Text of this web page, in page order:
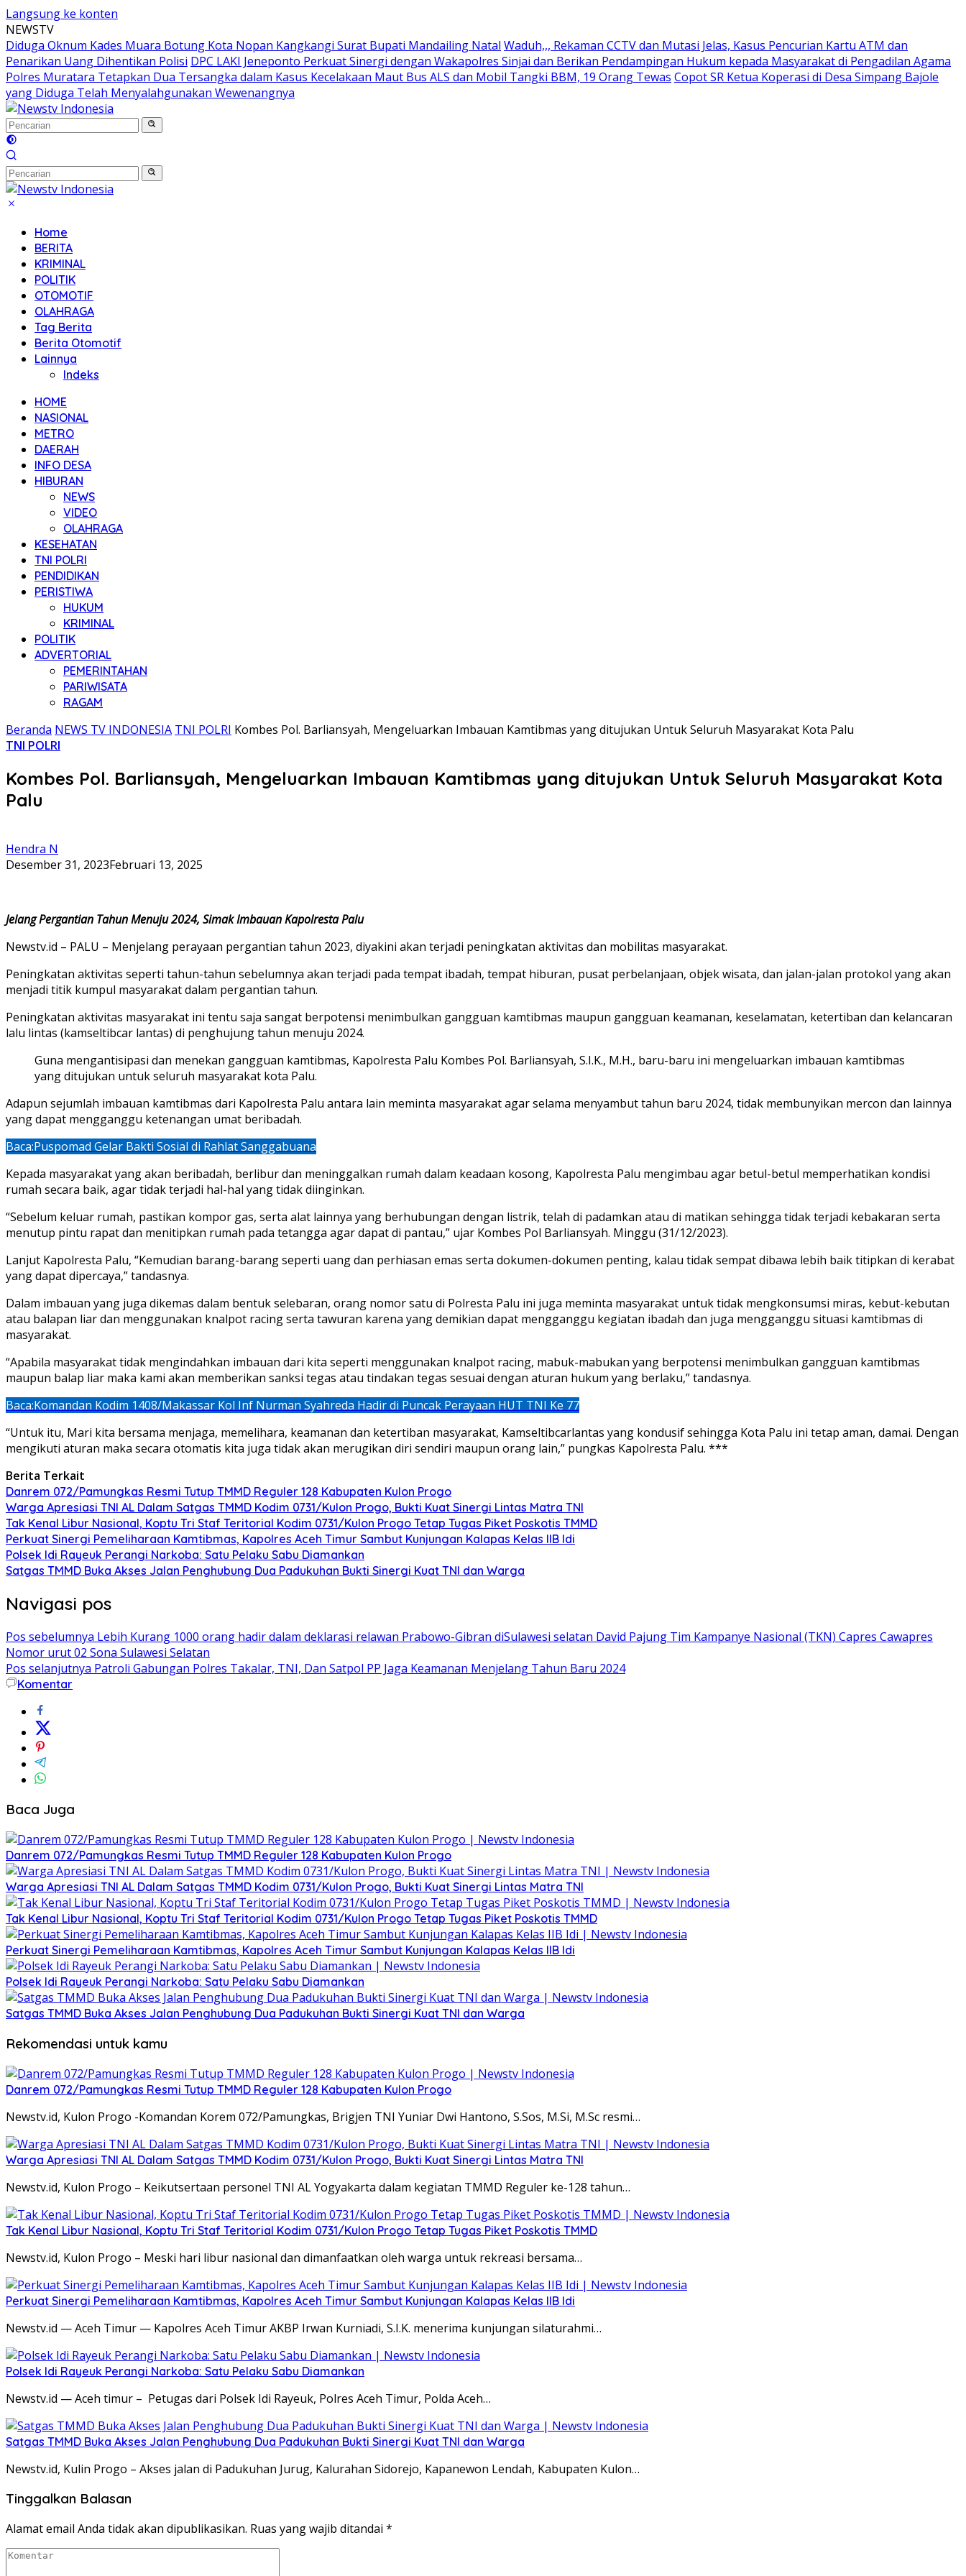
Langsung ke konten
NEWSTV
Diduga Oknum Kades Muara Botung Kota Nopan Kangkangi Surat Bupati Mandailing Natal Waduh,,, Rekaman CCTV dan Mutasi Jelas, Kasus Pencurian Kartu ATM dan
Penarikan Uang Dihentikan Polisi DPC LAKI Jeneponto Perkuat Sinergi dengan Wakapolres Sinjai dan Berikan Pendampingan Hukum kepada Masyarakat di Pengadilan Agama
Polres Muratara Tetapkan Dua Tersangka dalam Kasus Kecelakaan Maut Bus ALS dan Mobil Tangki BBM, 19 Orang Tewas Copot SR Ketua Koperasi di Desa Simpang Bajole
yang Diduga Telah Menyalahgunakan Wewenangnya
Home
BERITA
KRIMINAL
POLITIK
OTOMOTIF
OLAHRAGA
Tag Berita
Berita Otomotif
Lainnya
Indeks
HOME
NASIONAL
METRO
DAERAH
INFO DESA
HIBURAN
NEWS
VIDEO
OLAHRAGA
KESEHATAN
TNI POLRI
PENDIDIKAN
PERISTIWA
HUKUM
KRIMINAL
POLITIK
ADVERTORIAL
PEMERINTAHAN
PARIWISATA
RAGAM
Beranda NEWS TV INDONESIA TNI POLRI Kombes Pol. Barliansyah, Mengeluarkan Imbauan Kamtibmas yang ditujukan Untuk Seluruh Masyarakat Kota Palu
TNI POLRI
Kombes Pol. Barliansyah, Mengeluarkan Imbauan Kamtibmas yang ditujukan Untuk Seluruh Masyarakat Kota
Palu
Hendra N
Desember 31, 2023Februari 13, 2025
Jelang Pergantian Tahun Menuju 2024, Simak Imbauan Kapolresta Palu
Newstv.id – PALU – Menjelang perayaan pergantian tahun 2023, diyakini akan terjadi peningkatan aktivitas dan mobilitas masyarakat.
Peningkatan aktivitas seperti tahun-tahun sebelumnya akan terjadi pada tempat ibadah, tempat hiburan, pusat perbelanjaan, objek wisata, dan jalan-jalan protokol yang akan
menjadi titik kumpul masyarakat dalam pergantian tahun.
Peningkatan aktivitas masyarakat ini tentu saja sangat berpotensi menimbulkan gangguan kamtibmas maupun gangguan keamanan, keselamatan, ketertiban dan kelancaran
lalu lintas (kamseltibcar lantas) di penghujung tahun menuju 2024.
Guna mengantisipasi dan menekan gangguan kamtibmas, Kapolresta Palu Kombes Pol. Barliansyah, S.I.K., M.H., baru-baru ini mengeluarkan imbauan kamtibmas
yang ditujukan untuk seluruh masyarakat kota Palu.
Adapun sejumlah imbauan kamtibmas dari Kapolresta Palu antara lain meminta masyarakat agar selama menyambut tahun baru 2024, tidak membunyikan mercon dan lainnya
yang dapat mengganggu ketenangan umat beribadah.
Baca:Puspomad Gelar Bakti Sosial di Rahlat Sanggabuana
Kepada masyarakat yang akan beribadah, berlibur dan meninggalkan rumah dalam keadaan kosong, Kapolresta Palu mengimbau agar betul-betul memperhatikan kondisi
rumah secara baik, agar tidak terjadi hal-hal yang tidak diinginkan.
“Sebelum keluar rumah, pastikan kompor gas, serta alat lainnya yang berhubungan dengan listrik, telah di padamkan atau di matikan sehingga tidak terjadi kebakaran serta
menutup pintu rapat dan menitipkan rumah pada tetangga agar dapat di pantau,” ujar Kombes Pol Barliansyah. Minggu (31/12/2023).
Lanjut Kapolresta Palu, “Kemudian barang-barang seperti uang dan perhiasan emas serta dokumen-dokumen penting, kalau tidak sempat dibawa lebih baik titipkan di kerabat
yang dapat dipercaya,” tandasnya.
Dalam imbauan yang juga dikemas dalam bentuk selebaran, orang nomor satu di Polresta Palu ini juga meminta masyarakat untuk tidak mengkonsumsi miras, kebut-kebutan
atau balapan liar dan menggunakan knalpot racing serta tawuran karena yang demikian dapat mengganggu kegiatan ibadah dan juga mengganggu situasi kamtibmas di
masyarakat.
“Apabila masyarakat tidak mengindahkan imbauan dari kita seperti menggunakan knalpot racing, mabuk-mabukan yang berpotensi menimbulkan gangguan kamtibmas
maupun balap liar maka kami akan memberikan sanksi tegas atau tindakan tegas sesuai dengan aturan hukum yang berlaku,” tandasnya.
Baca:Komandan Kodim 1408/Makassar Kol Inf Nurman Syahreda Hadir di Puncak Perayaan HUT TNI Ke 77
“Untuk itu, Mari kita bersama menjaga, memelihara, keamanan dan ketertiban masyarakat, Kamseltibcarlantas yang kondusif sehingga Kota Palu ini tetap aman, damai. Dengan
mengikuti aturan maka secara otomatis kita juga tidak akan merugikan diri sendiri maupun orang lain,” pungkas Kapolresta Palu. ***
Berita Terkait
Danrem 072/Pamungkas Resmi Tutup TMMD Reguler 128 Kabupaten Kulon Progo
Warga Apresiasi TNI AL Dalam Satgas TMMD Kodim 0731/Kulon Progo, Bukti Kuat Sinergi Lintas Matra TNI
Tak Kenal Libur Nasional, Koptu Tri Staf Teritorial Kodim 0731/Kulon Progo Tetap Tugas Piket Poskotis TMMD
Perkuat Sinergi Pemeliharaan Kamtibmas, Kapolres Aceh Timur Sambut Kunjungan Kalapas Kelas IIB Idi
Polsek Idi Rayeuk Perangi Narkoba: Satu Pelaku Sabu Diamankan
Satgas TMMD Buka Akses Jalan Penghubung Dua Padukuhan Bukti Sinergi Kuat TNI dan Warga
Navigasi pos
Pos sebelumnya Lebih Kurang 1000 orang hadir dalam deklarasi relawan Prabowo-Gibran diSulawesi selatan David Pajung Tim Kampanye Nasional (TKN) Capres Cawapres
Nomor urut 02 Sona Sulawesi Selatan
Pos selanjutnya Patroli Gabungan Polres Takalar, TNI, Dan Satpol PP Jaga Keamanan Menjelang Tahun Baru 2024
Komentar
Baca Juga
Danrem 072/Pamungkas Resmi Tutup TMMD Reguler 128 Kabupaten Kulon Progo
Warga Apresiasi TNI AL Dalam Satgas TMMD Kodim 0731/Kulon Progo, Bukti Kuat Sinergi Lintas Matra TNI
Tak Kenal Libur Nasional, Koptu Tri Staf Teritorial Kodim 0731/Kulon Progo Tetap Tugas Piket Poskotis TMMD
Perkuat Sinergi Pemeliharaan Kamtibmas, Kapolres Aceh Timur Sambut Kunjungan Kalapas Kelas IIB Idi
Polsek Idi Rayeuk Perangi Narkoba: Satu Pelaku Sabu Diamankan
Satgas TMMD Buka Akses Jalan Penghubung Dua Padukuhan Bukti Sinergi Kuat TNI dan Warga
Rekomendasi untuk kamu
Danrem 072/Pamungkas Resmi Tutup TMMD Reguler 128 Kabupaten Kulon Progo
Newstv.id, Kulon Progo -Komandan Korem 072/Pamungkas, Brigjen TNI Yuniar Dwi Hantono, S.Sos, M.Si, M.Sc resmi…
Warga Apresiasi TNI AL Dalam Satgas TMMD Kodim 0731/Kulon Progo, Bukti Kuat Sinergi Lintas Matra TNI
Newstv.id, Kulon Progo – Keikutsertaan personel TNI AL Yogyakarta dalam kegiatan TMMD Reguler ke-128 tahun…
Tak Kenal Libur Nasional, Koptu Tri Staf Teritorial Kodim 0731/Kulon Progo Tetap Tugas Piket Poskotis TMMD
Newstv.id, Kulon Progo – Meski hari libur nasional dan dimanfaatkan oleh warga untuk rekreasi bersama…
Perkuat Sinergi Pemeliharaan Kamtibmas, Kapolres Aceh Timur Sambut Kunjungan Kalapas Kelas IIB Idi
Newstv.id — Aceh Timur — Kapolres Aceh Timur AKBP Irwan Kurniadi, S.I.K. menerima kunjungan silaturahmi…
Polsek Idi Rayeuk Perangi Narkoba: Satu Pelaku Sabu Diamankan
Newstv.id — Aceh timur – Petugas dari Polsek Idi Rayeuk, Polres Aceh Timur, Polda Aceh…
Satgas TMMD Buka Akses Jalan Penghubung Dua Padukuhan Bukti Sinergi Kuat TNI dan Warga
Newstv.id, Kulin Progo – Akses jalan di Padukuhan Jurug, Kalurahan Sidorejo, Kapanewon Lendah, Kabupaten Kulon…
Tinggalkan Balasan
Alamat email Anda tidak akan dipublikasikan. Ruas yang wajib ditandai *